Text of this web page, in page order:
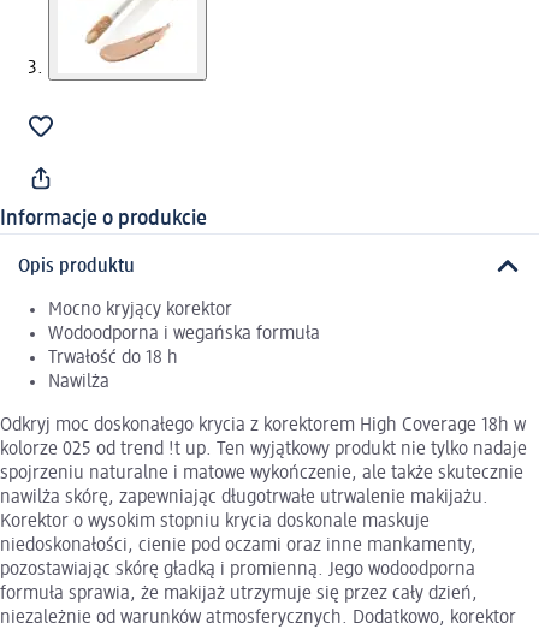
Informacje o produkcie
Opis produktu
Mocno kryjący korektor
Wodoodporna i wegańska formuła
Trwałość do 18 h
Nawilża
Odkryj moc doskonałego krycia z korektorem High Coverage 18h w
kolorze 025 od trend !t up. Ten wyjątkowy produkt nie tylko nadaje
spojrzeniu naturalne i matowe wykończenie, ale także skutecznie
nawilża skórę, zapewniając długotrwałe utrwalenie makijażu.
Korektor o wysokim stopniu krycia doskonale maskuje
niedoskonałości, cienie pod oczami oraz inne mankamenty,
pozostawiając skórę gładką i promienną. Jego wodoodporna
formuła sprawia, że makijaż utrzymuje się przez cały dzień,
niezależnie od warunków atmosferycznych. Dodatkowo, korektor